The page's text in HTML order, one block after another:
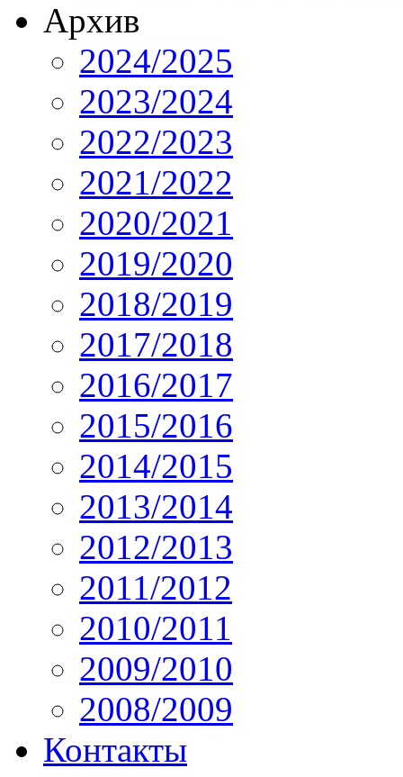
Архив
2024/2025
2023/2024
2022/2023
2021/2022
2020/2021
2019/2020
2018/2019
2017/2018
2016/2017
2015/2016
2014/2015
2013/2014
2012/2013
2011/2012
2010/2011
2009/2010
2008/2009
Контакты